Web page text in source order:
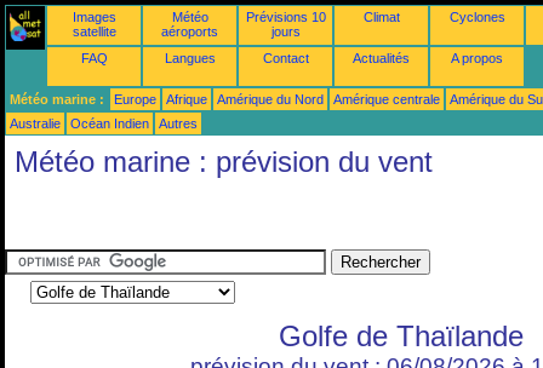
Images
satellite
Météo
aéroports
Prévisions 10
jours
Climat Cyclones
FAQ Langues Contact Actualités A propos
Météo marine : Europe Afrique Amérique du Nord Amérique centrale
Amérique du
Australie
Océan Indien Autres
Météo marine : prévision du vent
Golfe de Thaïlande